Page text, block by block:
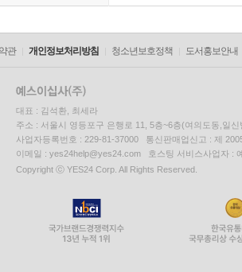
관 개인정보처리방침 청소년보호정책 도서홍보안내
대표 : 김석환, 최세라
주소 : 서울시 영등포구 은행로 11, 5층~6층(여의도동,일신
사업자등록번호 : 229-81-37000 통신판매업신고 : 제
이메일 : yes24help@yes24.com 호스팅 서비스사업자 :
Copyright ⓒ YES24 Corp. All Rights Reserved.